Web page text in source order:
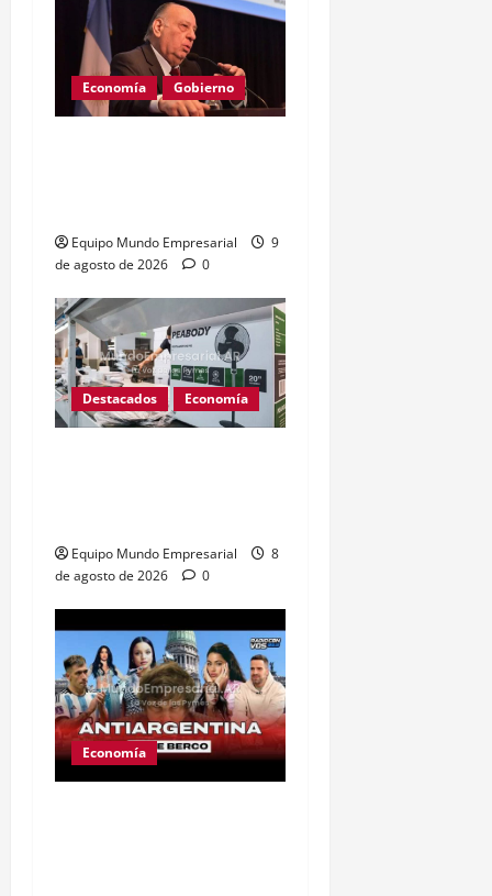
Economía Gobierno
Equipo Mundo Empresarial
9
de agosto de 2026
0
Destacados Economía
Equipo Mundo Empresarial
8
de agosto de 2026
0
Economía